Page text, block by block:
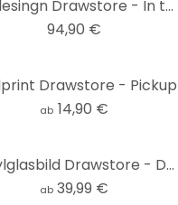
Türdesingn Drawstore - In the Livingroom 91x200 cm
94,90 €
Drawstore - Pickup
ab 14,90 €
Acrylglasbild Drawstore - Desaster Pin Up Plane Crash
ab 39,99 €